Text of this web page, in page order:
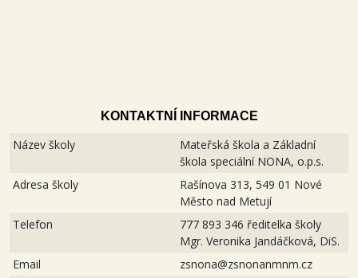
KONTAKTNÍ INFORMACE
Název školy
Mateřská škola a Základní
škola speciální NONA, o.p.s.
Adresa školy
Rašínova 313, 549 01 Nové
Město nad Metují
Telefon
777 893 346 ředitelka školy
Mgr. Veronika Jandáčková, DiS.
Email
zsnona@zsnonanmnm.cz